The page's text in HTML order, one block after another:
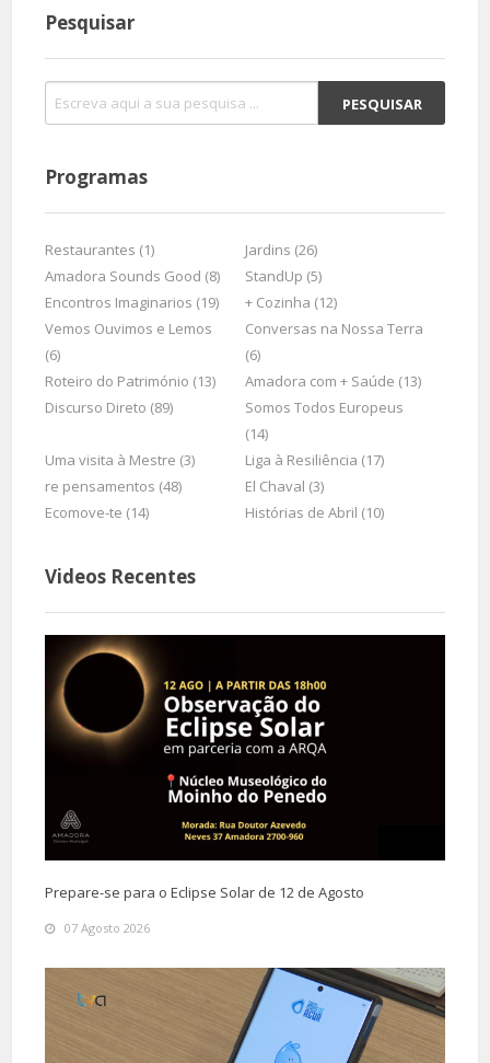
Pesquisar
Programas
Restaurantes (1)
Jardins (26)
Amadora Sounds Good (8)
StandUp (5)
Encontros Imaginarios (19)
+ Cozinha (12)
Vemos Ouvimos e Lemos
(6)
Conversas na Nossa Terra
(6)
Roteiro do Património (13)
Amadora com + Saúde (13)
Discurso Direto (89)
Somos Todos Europeus
(14)
Uma visita à Mestre (3)
Liga à Resiliência (17)
re pensamentos (48)
El Chaval (3)
Ecomove-te (14)
Histórias de Abril (10)
Videos Recentes
Prepare-se para o Eclipse Solar de 12 de Agosto
07 Agosto 2026